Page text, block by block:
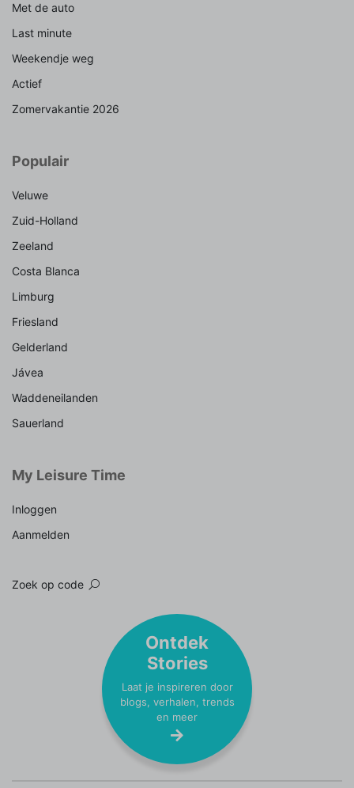
Met de auto
Last minute
Weekendje weg
Actief
Zomervakantie 2026
Populair
Veluwe
Zuid-Holland
Zeeland
Costa Blanca
Limburg
Friesland
Gelderland
Jávea
Waddeneilanden
Sauerland
My Leisure Time
Inloggen
Aanmelden
Zoek op code
Ontdek
Stories
Laat je inspireren door
blogs, verhalen, trends
en meer